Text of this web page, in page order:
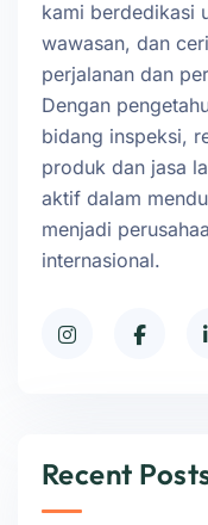
kami berdedikasi
wawasan, dan
perjalanan dan
Dengan
bidang inspeksi,
produk dan jasa
aktif dalam
menjadi
internasional.
Recent